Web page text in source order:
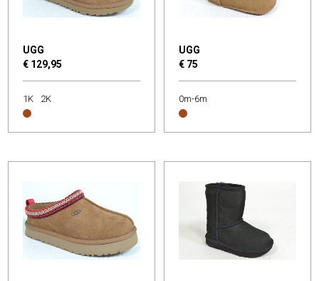
UGG
€ 129,95
1K 2K
UGG
€ 75
0m-6m